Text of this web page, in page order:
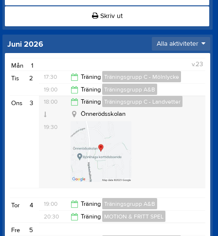
Skriv ut
Juni 2026 Alla aktiviteter
1
Mån
v.23
2
Tis 17:30 Träning Träningsgrupp C - Mölnlycke
19:00
19:00 Träning Träningsgrupp A&B
20:30
3
Ons 18:00 Träning Träningsgrupp C - Landvetter
19:30
Önnerödsskolan
4
Tor 19:00 Träning Träningsgrupp A&B
20:30 Träning MOTION & FRITT SPEL
5
Fre